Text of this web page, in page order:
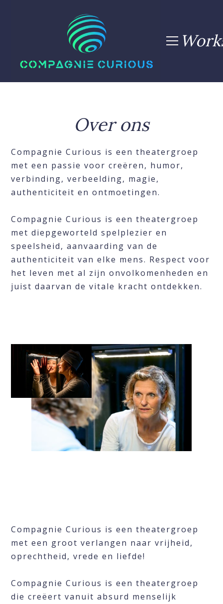
Over ons
Compagnie Curious is een theatergroep
met een passie voor creëren, humor,
verbinding, verbeelding, magie,
authenticiteit en ontmoetingen.
Compagnie Curious is een theatergroep
met diepgeworteld spelplezier en
speelsheid, aanvaarding van de
authenticiteit van elke mens. Respect voor
het leven met al zijn onvolkomenheden en
juist daarvan de vitale kracht ontdekken.
Compagnie Curious is een theatergroep
met een groot verlangen naar vrijheid,
oprechtheid, vrede en liefde!
Compagnie Curious is een theatergroep
die creëert vanuit absurd menselijk